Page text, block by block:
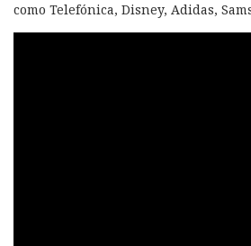
como Telefónica, Disney, Adidas,